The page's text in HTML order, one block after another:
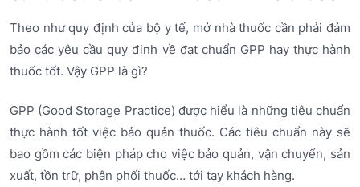
Theo như quy định của bộ y tế, mở nhà thuốc cần phải đảm
bảo các yêu cầu quy định về đạt chuẩn GPP hay thực hành
thuốc tốt. Vậy GPP là gì?
GPP (Good Storage Practice) được hiểu là những tiêu chuẩn
thực hành tốt việc bảo quản thuốc. Các tiêu chuẩn này sẽ
bao gồm các biện pháp cho việc bảo quản, vận chuyển, sản
xuất, tồn trữ, phân phối thuốc… tới tay khách hàng.